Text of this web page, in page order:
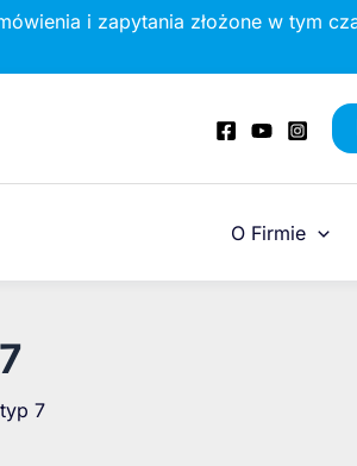
i zapytania złożone w tym
O Firmie
7